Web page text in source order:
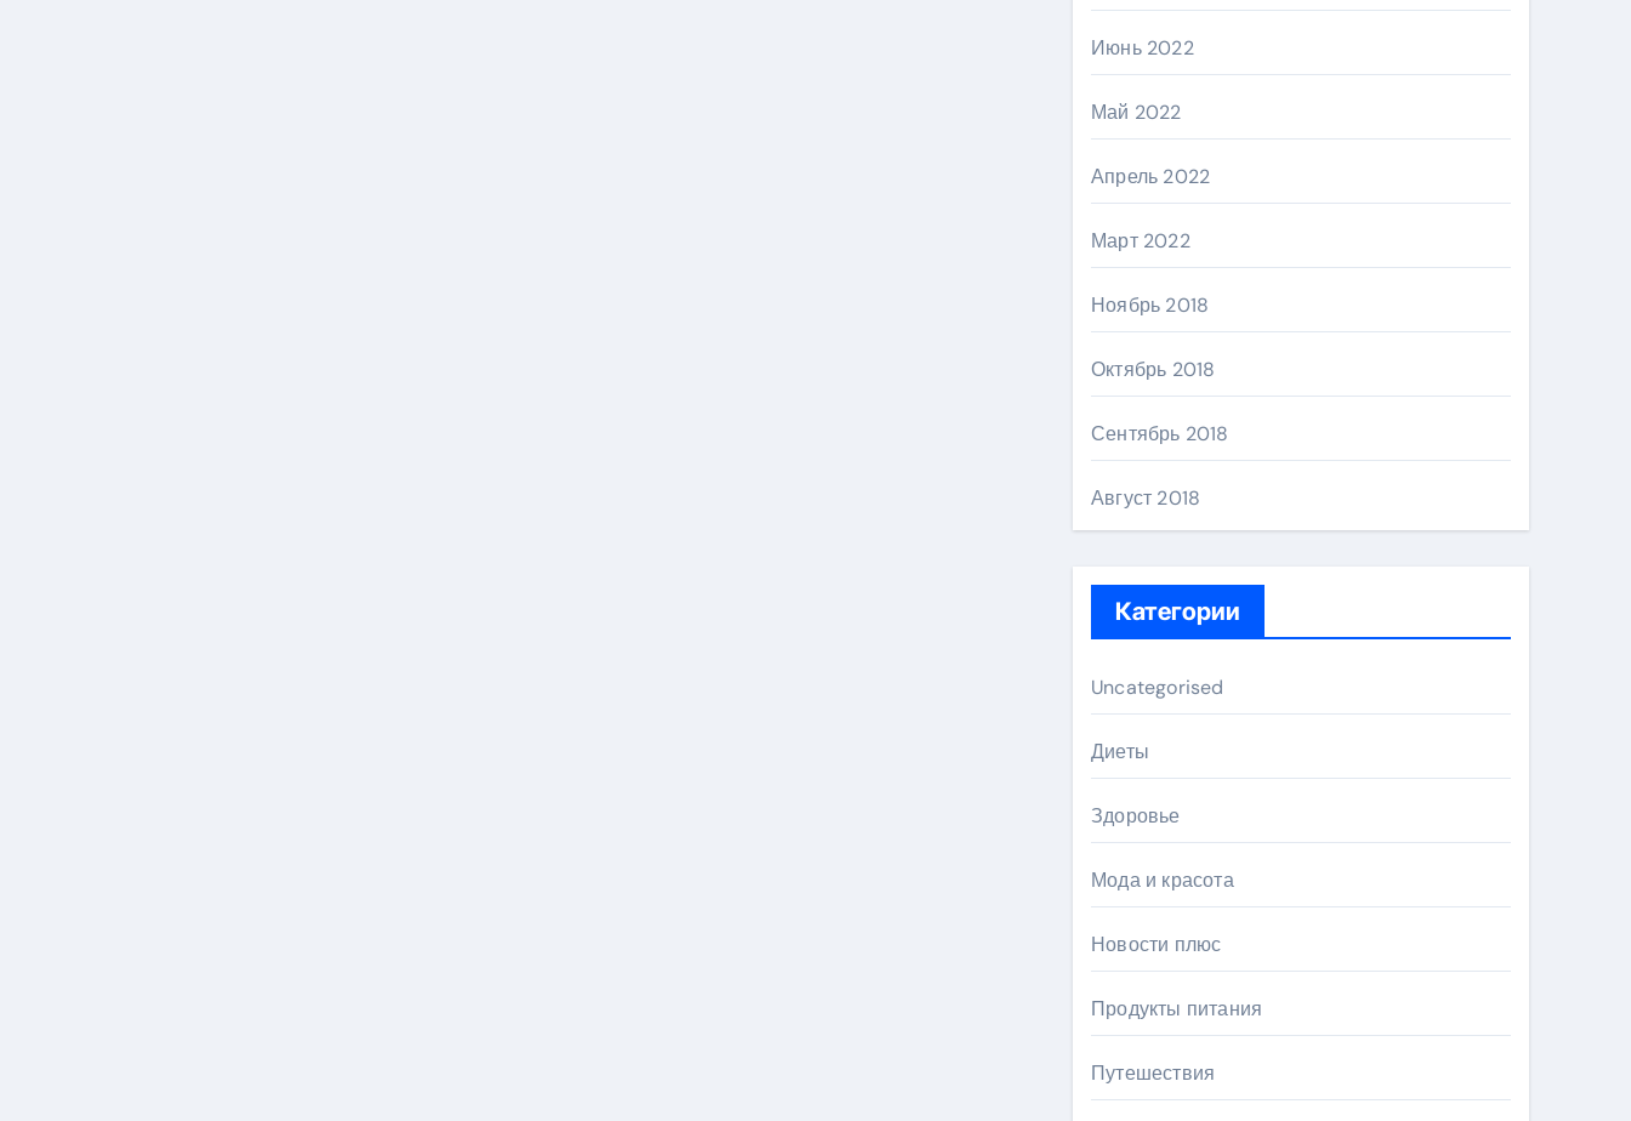
Июнь 2022
Май 2022
Апрель 2022
Март 2022
Ноябрь 2018
Октябрь 2018
Сентябрь 2018
Август 2018
Категории
Uncategorised
Диеты
Здоровье
Мода и красота
Новости плюс
Продукты питания
Путешествия